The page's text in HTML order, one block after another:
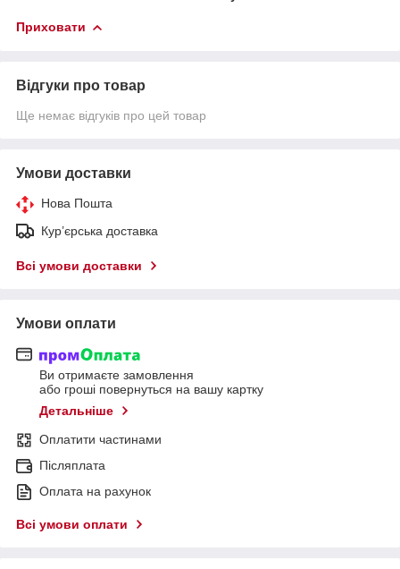
Приховати
Відгуки про товар
Ще немає відгуків про цей товар
Умови доставки
Нова Пошта
Кур’єрська доставка
Всі умови доставки
Умови оплати
Ви отримаєте замовлення
або гроші повернуться на вашу картку
Детальніше
Оплатити частинами
Післяплата
Оплата на рахунок
Всі умови оплати